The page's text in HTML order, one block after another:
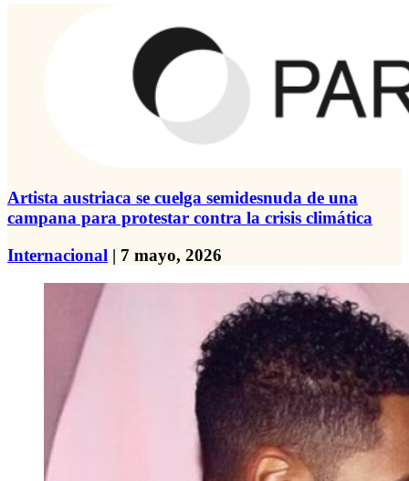
Artista austriaca se cuelga semidesnuda de una
campana para protestar contra la crisis climática
Internacional | 7 mayo, 2026